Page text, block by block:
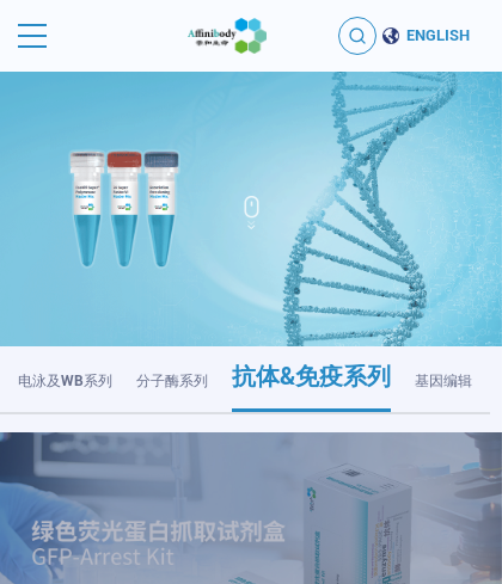
ENGLISH
电泳及WB系列 分子酶系列 抗体&免疫系列 基因编辑